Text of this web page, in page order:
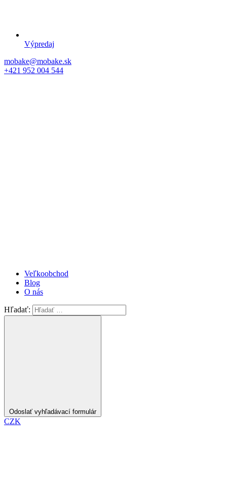
Výpredaj
mobake@mobake.sk
+421 952 004 544
Veľkoobchod
Blog
O nás
Hľadať:
Odoslať vyhľadávací formulár
CZK